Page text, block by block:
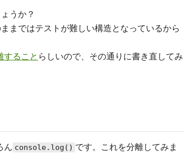
うか？
まではテストが難しい構造となっているから
すること らしいので、その通りに書き直してみ
ん console.log() です。これを分離してみま